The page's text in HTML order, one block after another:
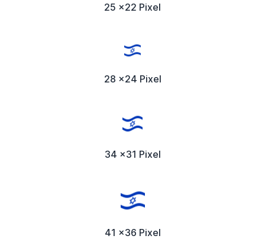
25 x22 Pixel
28 x24 Pixel
34 x31 Pixel
41 x36 Pixel